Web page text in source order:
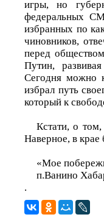
игры, но
федеральных
избранных по
чиновников,
перед
Путин,
Сегодня можно
избрал путь
который к
Кстати, о том,
Наверное, в крае
«Мое
п.Ванино
.